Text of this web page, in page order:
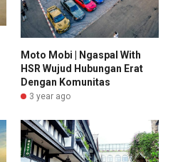
Moto Mobi | Ngaspal With
HSR Wujud Hubungan Erat
Dengan Komunitas
3 year ago